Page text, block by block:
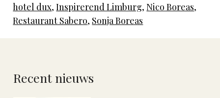
hotel dux,Inspirerend Limburg,Nico Boreas,
Restaurant Sabero, Sonja Boreas
Recent nieuws